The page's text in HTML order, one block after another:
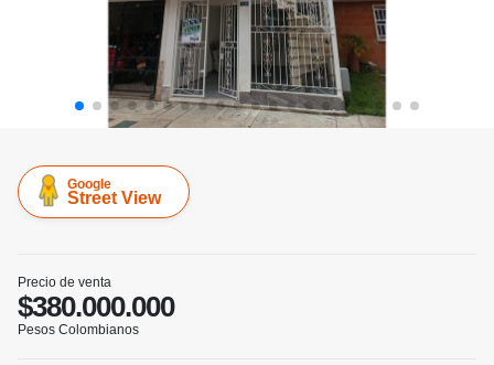
Google
Street View
Precio de venta
$380.000.000
Pesos Colombianos